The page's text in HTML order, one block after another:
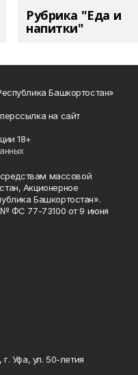
Рубрика "Еда и
напитки"
Башкортостан»
на сайт
18+
средствам массовой
Акционерное
Башкортостан».
ФС 77-73100 от 9 июня
Уфа, ул. 50-летия